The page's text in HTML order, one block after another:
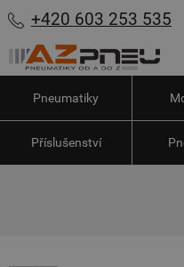
+420 603 253 535
Pneumatiky
Příslušenství